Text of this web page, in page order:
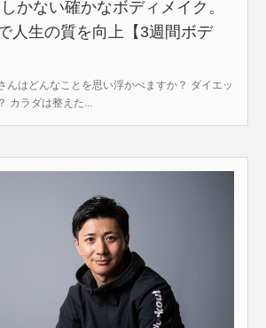
かない確かなボディメイク。
人生の質を向上【3週間ボデ
んはどんなことを思い浮かべますか？ ダイエッ
カラダは整えた...